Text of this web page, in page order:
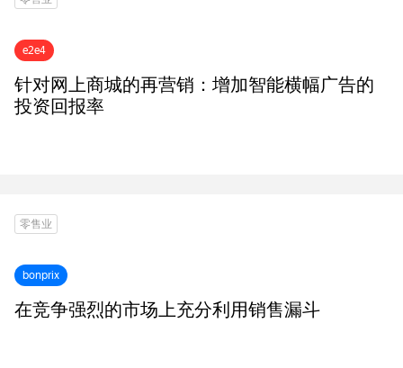
e2e4
针对网上商城的再营销：增加智能横幅广告的
投资回报率
零售业
bonprix
在竞争强烈的市场上充分利用销售漏斗